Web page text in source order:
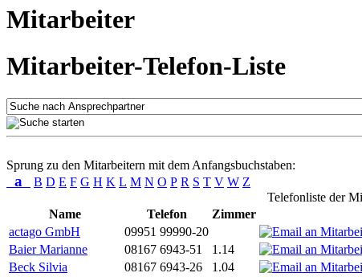
Mitarbeiter
Mitarbeiter-Telefon-Liste
Sprung zu den Mitarbeitern mit dem Anfangsbuchstaben:
a B D E F G H K L M N O P R S T V W Z
Telefonliste der
Name
Telefon Zimmer
actago GmbH
09951 99990-20
Baier Marianne
08167 6943-51 1.14
Beck Silvia
08167 6943-26 1.04